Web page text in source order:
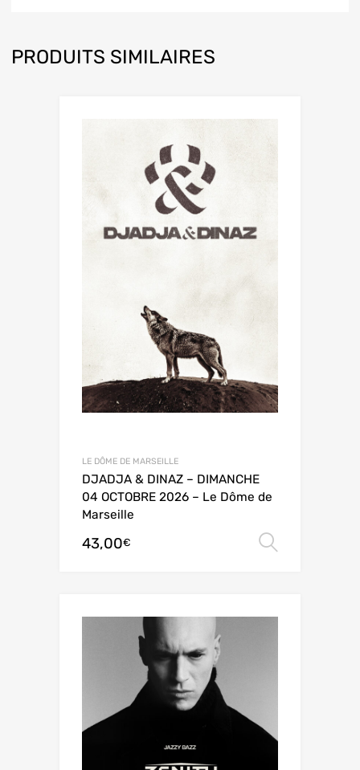
PRODUITS SIMILAIRES
LE DÔME DE MARSEILLE
DJADJA & DINAZ – DIMANCHE
04 OCTOBRE 2026 – Le Dôme de
Marseille
43,00€